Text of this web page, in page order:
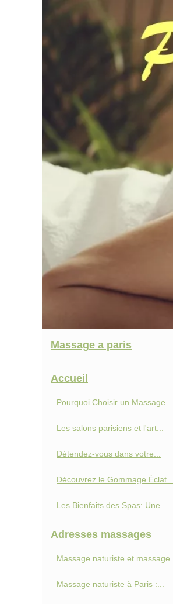
Massage a paris
Accueil
Pourquoi Choisir un Massage...
Les salons parisiens et l'art...
Détendez-vous dans votre...
Découvrez le Gommage Éclat...
Les Bienfaits des Spas: Une...
Adresses massages
Massage naturiste et massage...
Massage naturiste à Paris :...